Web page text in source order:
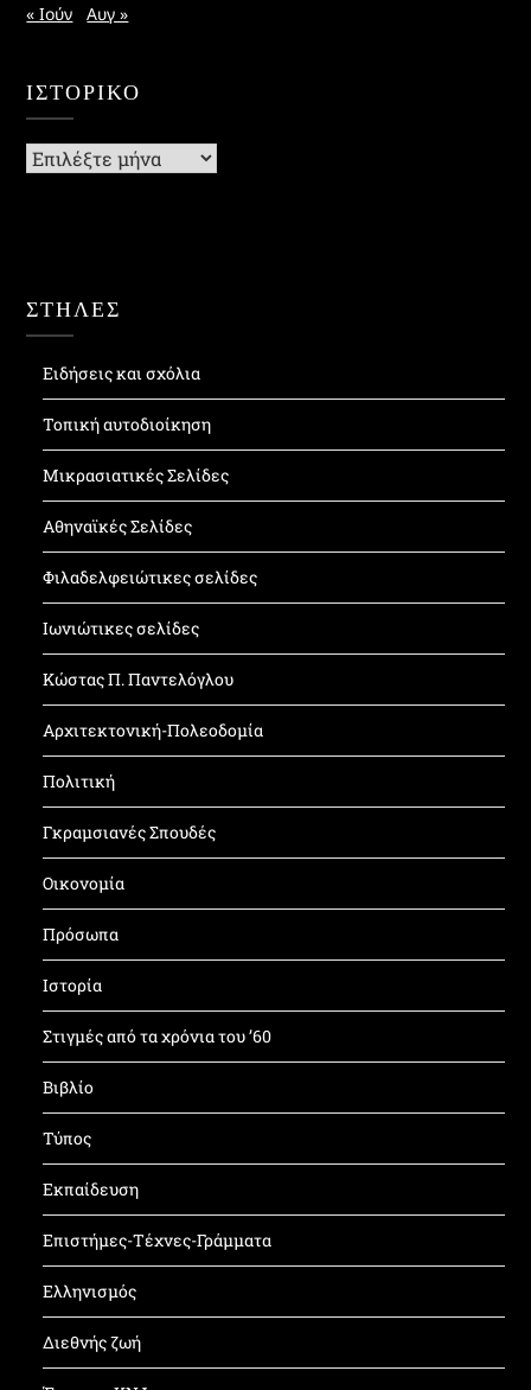
« Ιούν
Αυγ »
ΙΣΤΟΡΙΚΌ
Ιστορικό
ΣΤΗΛΕΣ
Ειδήσεις και σχόλια
Τοπική αυτοδιοίκηση
Μικρασιατικές Σελίδες
Αθηναϊκές Σελίδες
Φιλαδελφειώτικες σελίδες
Ιωνιώτικες σελίδες
Κώστας Π. Παντελόγλου
Αρχιτεκτονική-Πολεοδομία
Πολιτική
Γκραμσιανές Σπουδές
Οικονομία
Πρόσωπα
Ιστορία
Στιγμές από τα χρόνια του ’60
Βιβλίο
Τύπος
Εκπαίδευση
Επιστήμες-Τέχνες-Γράμματα
Ελληνισμός
Διεθνής ζωή